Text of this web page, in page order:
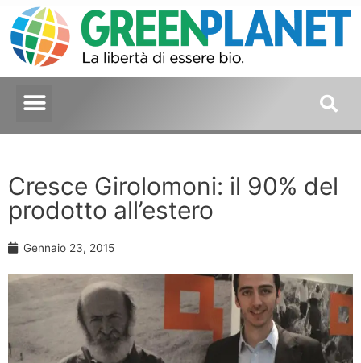
Cresce Girolomoni: il 90% del
prodotto all’estero
Gennaio 23, 2015